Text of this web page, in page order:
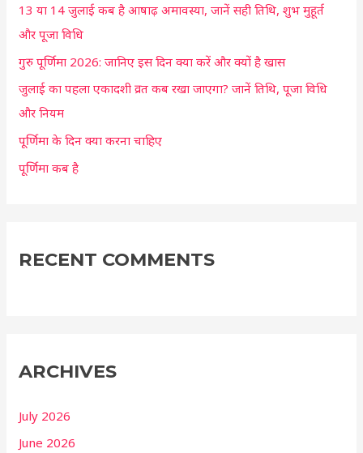
f
o
r
:
13 या 14 जुलाई कब है आषाढ़ अमावस्या, जानें सही तिथि, शुभ मुहूर्त
और पूजा विधि
गुरु पूर्णिमा 2026: जानिए इस दिन क्या करें और क्यों है खास
जुलाई का पहला एकादशी व्रत कब रखा जाएगा? जानें तिथि, पूजा विधि
और नियम
पूर्णिमा के दिन क्या करना चाहिए
पूर्णिमा कब है
RECENT COMMENTS
ARCHIVES
July 2026
June 2026